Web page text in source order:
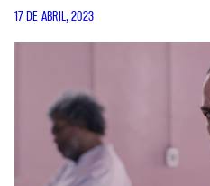
17 DE ABRIL, 2023